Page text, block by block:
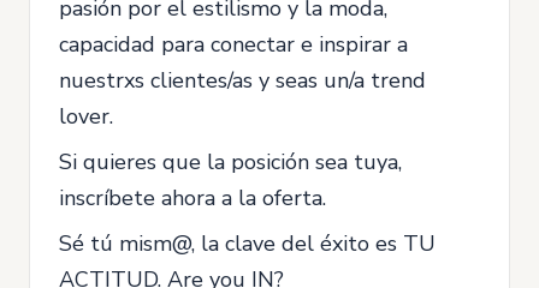
pasión por el estilismo y la moda,
capacidad para conectar e inspirar a
nuestrxs clientes/as y seas un/a trend
lover.
Si quieres que la posición sea tuya,
inscríbete ahora a la oferta.
Sé tú mism@, la clave del éxito es TU
ACTITUD. Are you IN?